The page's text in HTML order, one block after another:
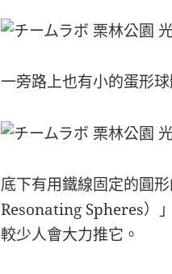
一旁路上也有小的蛋形
底下有用鐵線固定的圓
Resonating Spheres）
較少人會大力推它。